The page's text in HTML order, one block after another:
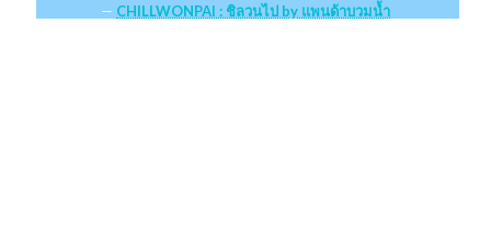
CHILLWONPAI : ชิลวนไป by แพนด้าบวมน้ำ